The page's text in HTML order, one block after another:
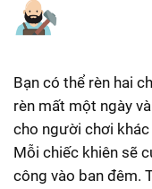
Bạn có thể rèn hai
rèn mất một ngày
cho người chơi
Mỗi chiếc khiên sẽ
công vào ban đêm.